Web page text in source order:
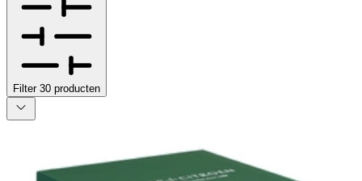
Filter 30 producten